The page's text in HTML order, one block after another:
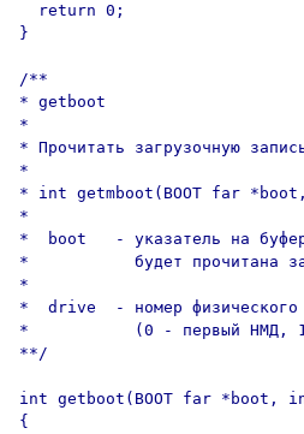
  return 0;
}
/**
* getboot
*
* Прочитать загрузочную
*
* int getmboot(BOOT far
*
*  boot   - указатель на
*           будет прочитана
*
*  drive  - номер физического
*           (0 - первый НМД,
**/
int getboot(BOOT far *boot,
{